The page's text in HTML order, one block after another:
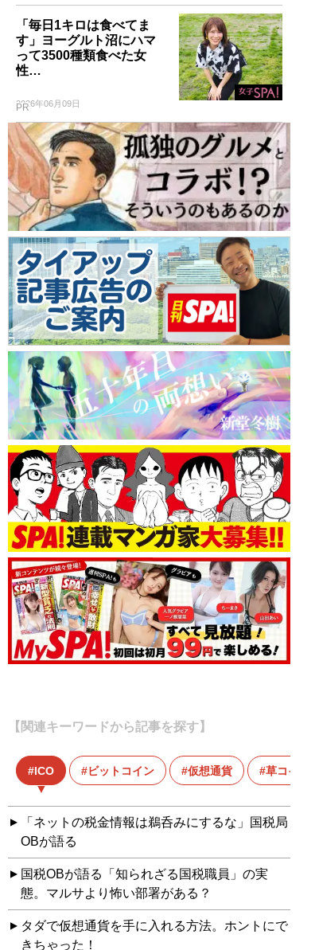
「毎日1キロは食べてま
す」ヨーグルト沼にハマ
って3500種類食べた女
性…
2026年06月09日
PR
【関連キーワードから記事を探す】
ICO ビットコイン 仮想通貨 草コイン
「ネットの税金情報は鵜呑みにするな」国税局
OBが語る
国税OBが語る「知られざる国税職員」の実
態。マルサより怖い部署がある？
タダで仮想通貨を手に入れる方法。ホントにで
きちゃった！